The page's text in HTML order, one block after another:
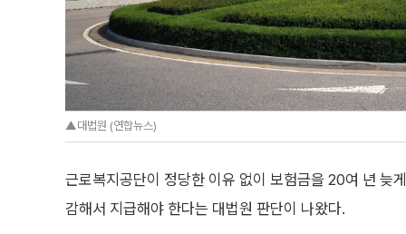
▲대법원 (연합뉴스)
근로복지공단이 정당한 이유 없이 보험금을 20여 년 늦
감해서 지급해야 한다는 대법원 판단이 나왔다.